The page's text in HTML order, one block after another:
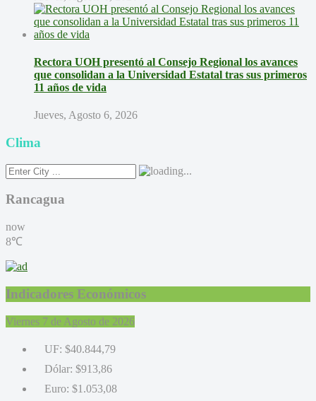
Rectora UOH presentó al Consejo Regional los avances
que consolidan a la Universidad Estatal tras sus primeros
11 años de vida
Jueves, Agosto 6, 2026
Clima
Rancagua
now
8℃
Indicadores Económicos
Viernes 7 de Agosto de 2026
UF: $40.844,79
Dólar: $913,86
Euro: $1.053,08